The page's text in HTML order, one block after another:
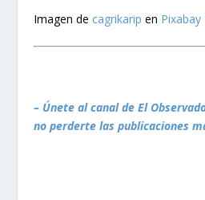
Imagen de cagrikarip en Pixabay
– Únete al canal de El
no perderte las publicaciones